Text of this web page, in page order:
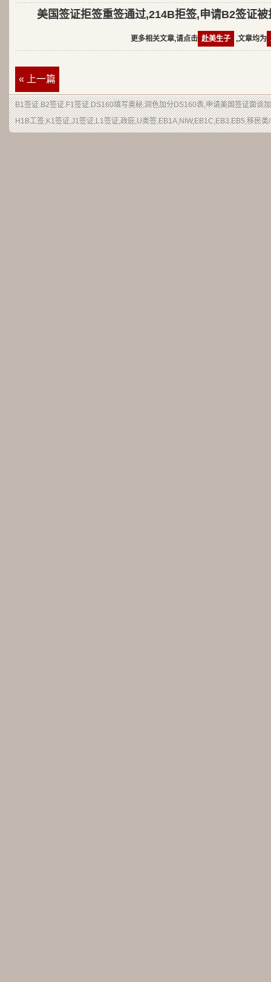
美国签证拒签重签通过,214B拒签,申请B2签证
更多相关文章,请点击 赴美生子 ,文章均为
« 上一篇
B1签证.B2签证.F1签证.DS160填写奥秘,润色加分DS160表,申请美国签证面谈
H1B工签,K1签证,J1签证,L1签证,政庇,U类签,EB1A,NIW,EB1C,EB3,EB5,移民